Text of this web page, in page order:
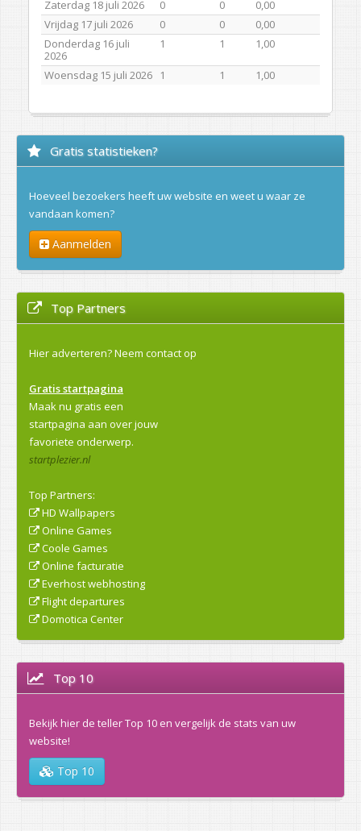
Zaterdag 18 juli 2026
0 0
0,00
Vrijdag 17 juli 2026
0 0
0,00
Donderdag 16 juli
2026
1 1 1,00
Woensdag 15 juli 2026 1 1 1,00
Gratis statistieken?
Hoeveel bezoekers heeft uw website en weet u waar ze
vandaan komen?
Aanmelden
Top Partners
Hier adverteren?Neem contact op
Gratis startpagina
Maak nu gratis een
startpagina aan over jouw
favoriete onderwerp.
startplezier.nl
Top Partners:
HD Wallpapers
Online Games
Coole Games
Online facturatie
Everhost webhosting
Flight departures
Domotica Center
Top 10
Bekijk hier de teller Top 10 en vergelijk de stats van uw
website!
Top 10